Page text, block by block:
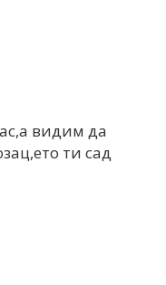
видим да
ти сад